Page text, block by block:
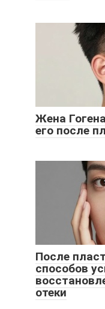
Жена
его после
После
способов
отеки